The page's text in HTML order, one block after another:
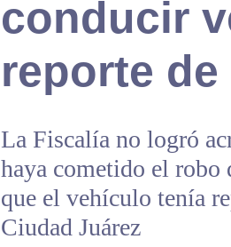
conducir
reporte
La Fiscalía no logró
haya cometido el robo
que el vehículo tenía
Ciudad Juárez